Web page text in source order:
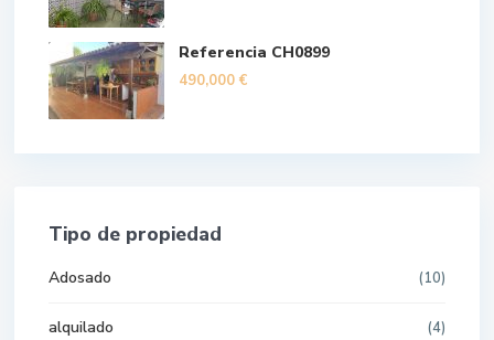
Referencia CH0899
490,000 €
Tipo de propiedad
Adosado (10)
alquilado (4)